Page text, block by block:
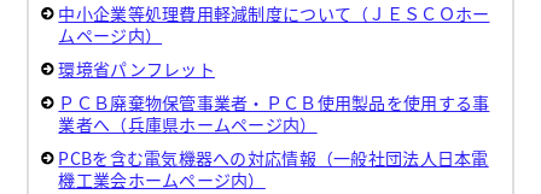
中小企業等処理費用軽減制度について（ＪＥＳＣＯホー
ムページ内）
環境省パンフレット
ＰＣＢ廃棄物保管事業者・ＰＣＢ使用製品を使用する事
業者へ（兵庫県ホームページ内）
PCBを含む電気機器への対応情報（一般社団法人日本電
機工業会ホームページ内）